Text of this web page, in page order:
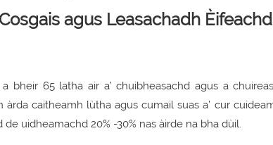
agus Leasachadh
bheir 65 latha air a’ chuibheasachd agus a
àrda caitheamh lùtha agus cumail suas a’ cur
uidheamachd 20% -30% nas àirde na bha dùil.